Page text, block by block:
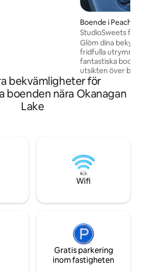
Boende i
StudioSweets
Glöm dina
fridfulla
fantastiska
utsikten över
Okanagan. Vi har
utsikt över sjön
Kelowna till
en utomhus
användning och
rökplats.
bekvämligheter för
boenden nära Okanagan
Lake
Wifi
Gratis parkering
inom fastigheten